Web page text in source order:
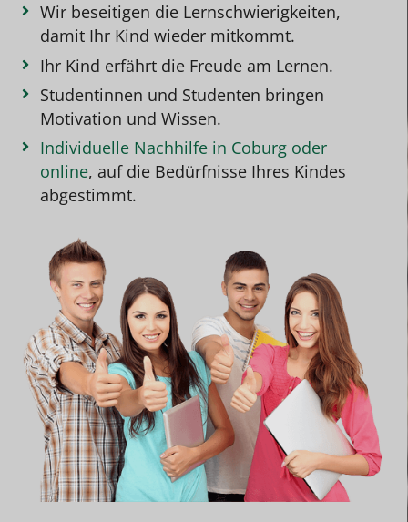
Wir beseitigen die Lernschwierigkeiten,
damit Ihr Kind wieder mitkommt.
Ihr Kind erfährt die Freude am Lernen.
Studentinnen und Studenten bringen
Motivation und Wissen.
Individuelle Nachhilfe in Coburg oder
online, auf die Bedürfnisse Ihres Kindes
abgestimmt.